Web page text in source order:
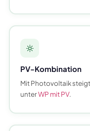
PV-Kombination
Mit Photovoltaik
unterWP mit PV.